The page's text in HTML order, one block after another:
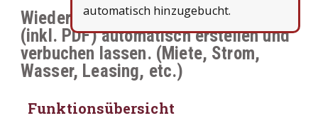
automatisch hinzugebucht.
Wiederkehrende Eingangsbelege
(inkl. PDF) automatisch erstellen und
verbuchen lassen. (Miete, Strom,
Wasser, Leasing, etc.)
Funktionsübersicht